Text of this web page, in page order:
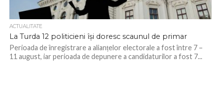
ACTUALITATE
La Turda 12 politicieni își doresc scaunul de primar
Perioada de înregistrare a alianțelor electorale a fost între 7 –
11 august, iar perioada de depunere a candidaturilor a fost 7...